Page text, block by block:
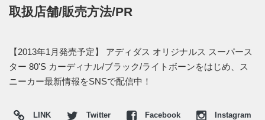
取扱店舗/販売方法/PR
【2013年1月発売予定】 アディダス オリジナルス スーパース
ター 80'S カーディナル/ブラック/ライトボーンをはじめ、ス
ニーカー最新情報をSNSで配信中！
LINK Twitter Facebook Instagram